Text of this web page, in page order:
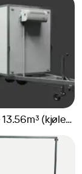
Kjølevogn - 13.56m³ (kjølehenger, frysehenger)